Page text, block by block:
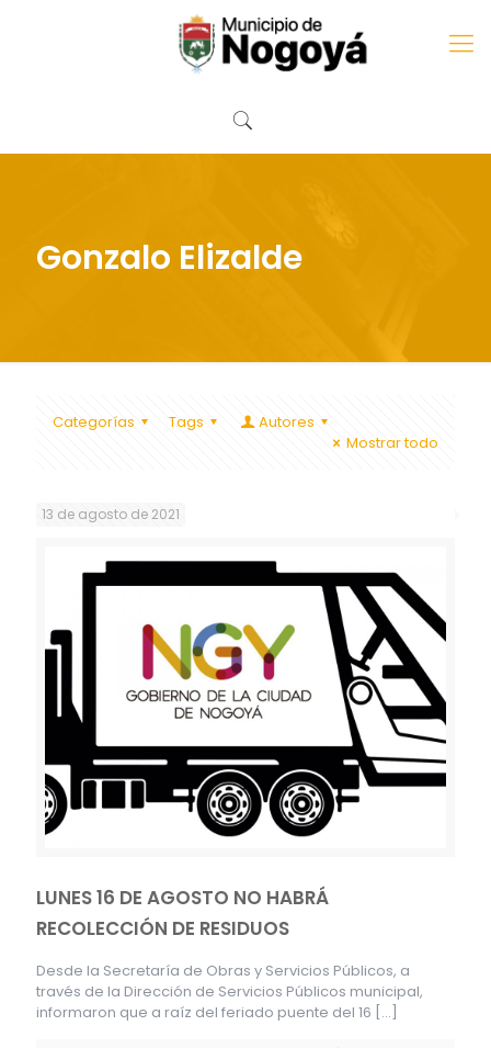
Gonzalo Elizalde
Categorías Tags
Autores
Mostrar todo
13 de agosto de 2021
LUNES 16 DE AGOSTO NO HABRÁ
RECOLECCIÓN DE RESIDUOS
Desde la Secretaría de Obras y Servicios Públicos, a
través de la Dirección de Servicios Públicos municipal,
informaron que a raíz del feriado puente del 16 […]